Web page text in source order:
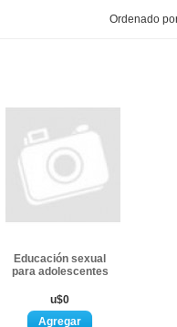
Ordenado
Educación sexual
para adolescentes
u$0